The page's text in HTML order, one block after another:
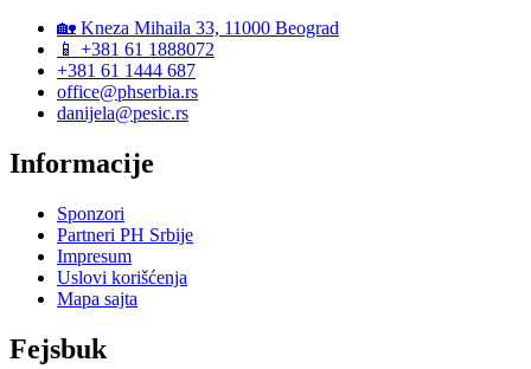
🏡 Kneza Mihaila 33, 11000 Beograd
📱 +381 61 1888072
+381 61 1444 687
office@phserbia.rs
danijela@pesic.rs
Informacije
Sponzori
Partneri PH Srbije
Impresum
Uslovi korišćenja
Mapa sajta
Fejsbuk